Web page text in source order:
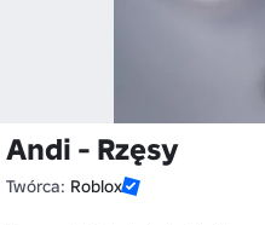
Andi - Rzęsy
Twórca: Roblox